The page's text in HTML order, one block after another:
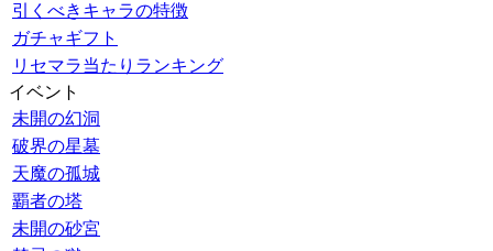
引くべきキャラの特徴
ガチャギフト
リセマラ当たりランキング
イベント
未開の幻洞
破界の星墓
天魔の孤城
覇者の塔
未開の砂宮